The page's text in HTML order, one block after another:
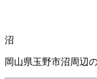
沼
岡山県玉野市沼周辺